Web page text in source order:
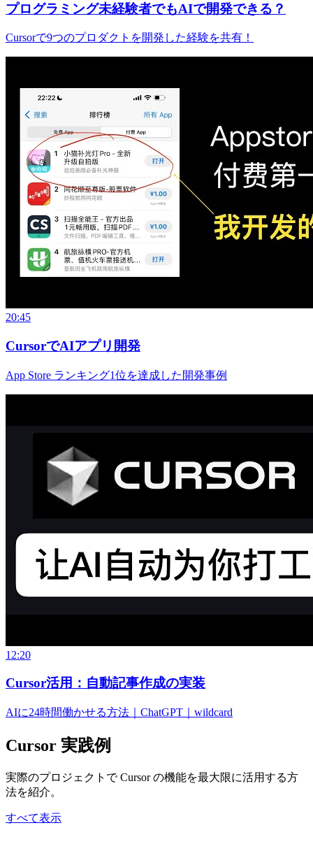
プログラミング未経験者でもAIで開発できる？
Cursorで9つのプロダクトを開発した経験を共有！
20:45
CursorでAIアプリ開発
App Store ランキング1位を達成した開発事例
12:20
Cursor活用：自動記事作成の実装
AIに24時間働かせる方法｜ChatGPT｜wildcard
Cursor 実践例
実際のプロジェクトで Cursor の機能を最大限に活用する方
法を紹介。
すべて表示